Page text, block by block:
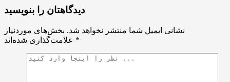
دیدگاهتان را بنویسید
نشانی ایمیل شما منتشر نخواهد شد. بخش‌های موردنیاز
*